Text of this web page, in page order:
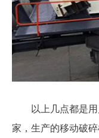
以上几点都是
家，生产的移动破